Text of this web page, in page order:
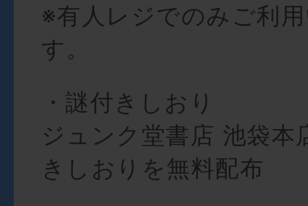
※有人レジでのみご利
す。
・謎付きしおり
ジュンク堂書店 池袋本
きしおりを無料配布